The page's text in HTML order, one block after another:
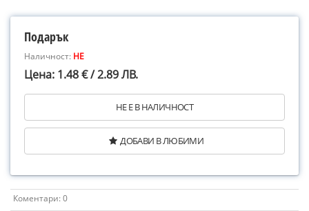
Подарък
Наличност: НЕ
Цена: 1.48 € / 2.89 ЛВ.
НЕ Е В НАЛИЧНОСТ
ДОБАВИ В ЛЮБИМИ
Коментари: 0